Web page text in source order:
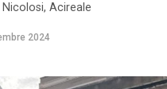
Acireale
2024